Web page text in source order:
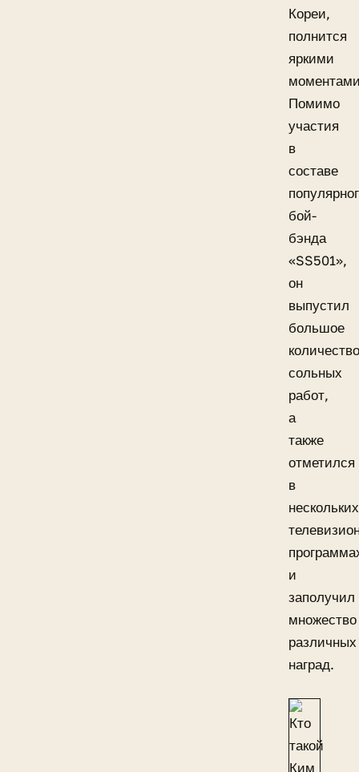
Кореи,
полнится
яркими
Помимо
участия
в
составе
бой-
бэнда
«SS501»,
он
выпустил
большое
количество
сольных
работ,
а
также
отметился
в
нескольких
и
заполучил
множество
различных
наград.